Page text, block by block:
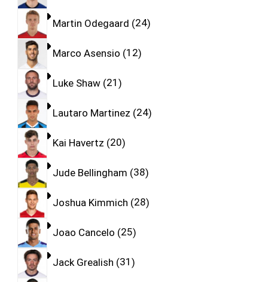
Martin Odegaard 24
Marco Asensio 12
Luke Shaw 21
Lautaro Martinez 24
Kai Havertz 20
Jude Bellingham 38
Joshua Kimmich 28
Joao Cancelo 25
Jack Grealish 31